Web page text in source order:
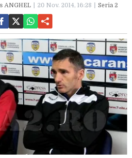
ANGHEL 20 Nov. 2014, 16:28 Seria 2